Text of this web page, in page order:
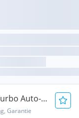
Auto-
Garantie